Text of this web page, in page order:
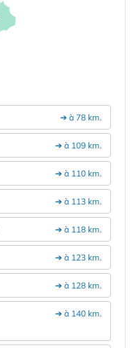
➔ à 78 km.
➔ à 109 km.
➔ à 110 km.
➔ à 113 km.
➔ à 118 km.
➔ à 123 km.
➔ à 128 km.
➔ à 140 km.